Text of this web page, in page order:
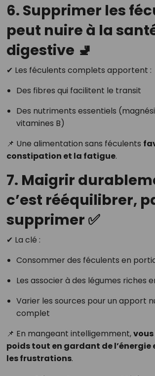
6. Supprimer les
peut nuire à la
digestive 🚽
✔ Les féculents complets apportent :
Des fibres qui facilitent le transit
Des nutriments essentiels
vitamines B)
📌 Une alimentation sans féculents
constipation et la fatigue.
7. Maigrir
c’est rééquilibrer,
supprimer ✅
✔ La clé :
Consommer des féculents en
Les associer à des légumes riches
Varier les sources pour un apport
complet
📌 En mangeant intelligemment,
poids tout en gardant de l’énergie
les frustrations.